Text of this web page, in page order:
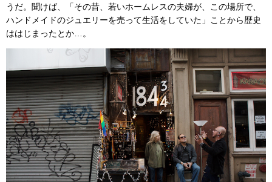
うだ。聞けば、「その昔、若いホームレスの夫婦が、この場所で、
ハンドメイドのジュエリーを売って生活をしていた」ことから歴史
ははじまったとか…。